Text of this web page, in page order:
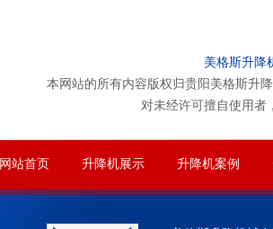
美格斯升降
本网站的所有内容版权归贵阳美格斯升
对未经许可擅自使用者
网站首页 升降机展示 升降机案例